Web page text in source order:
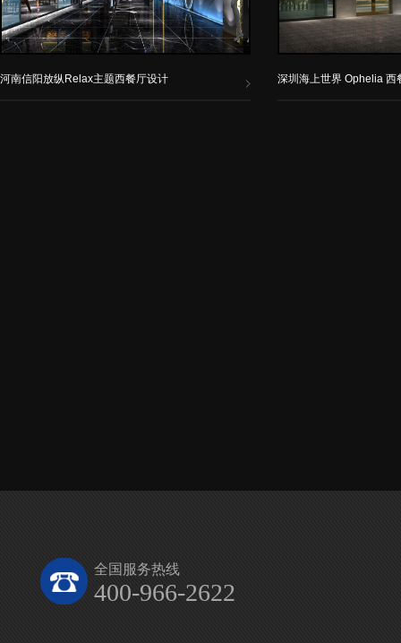
河南信阳放纵Relax主题西餐厅设计 深圳海上世界 Ophelia 西
全国服务热线
400-966-2622